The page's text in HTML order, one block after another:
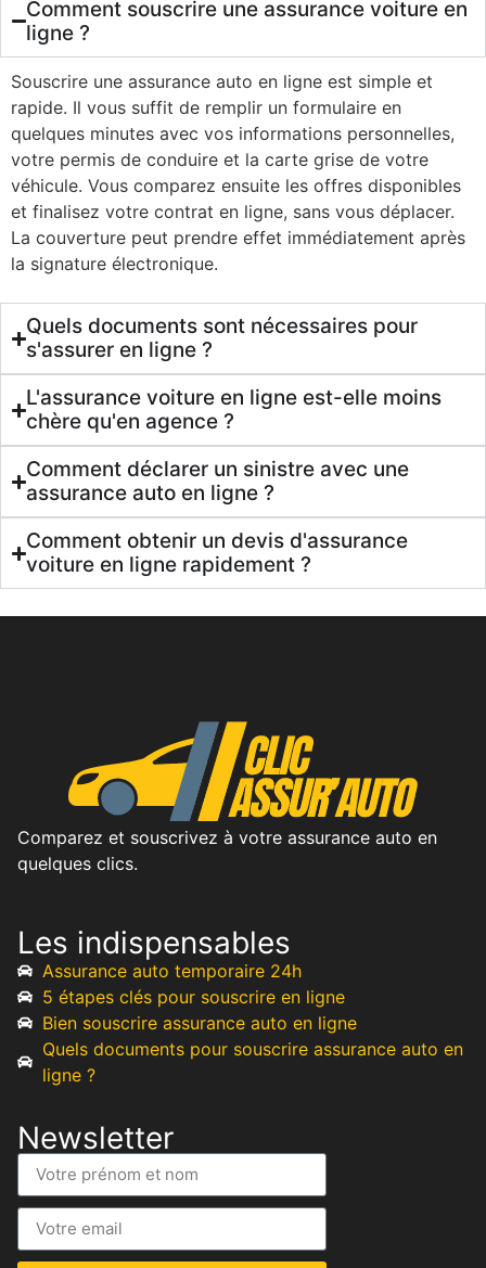
Comment souscrire une assurance voiture en
ligne ?
Souscrire une assurance auto en ligne est simple et
rapide. Il vous suffit de remplir un formulaire en
quelques minutes avec vos informations personnelles,
votre permis de conduire et la carte grise de votre
véhicule. Vous comparez ensuite les offres disponibles
et finalisez votre contrat en ligne, sans vous déplacer.
La couverture peut prendre effet immédiatement après
la signature électronique.
Quels documents sont nécessaires pour
s'assurer en ligne ?
L'assurance voiture en ligne est-elle moins
chère qu'en agence ?
Comment déclarer un sinistre avec une
assurance auto en ligne ?
Comment obtenir un devis d'assurance
voiture en ligne rapidement ?
Comparez et souscrivez à votre assurance auto en
quelques clics.
Les indispensables
Assurance auto temporaire 24h
5 étapes clés pour souscrire en ligne
Bien souscrire assurance auto en ligne
Quels documents pour souscrire assurance auto en
ligne ?
Newsletter